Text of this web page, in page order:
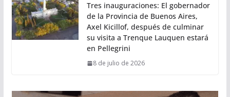
Tres inauguraciones: El gobernador
de la Provincia de Buenos Aires,
Axel Kicillof, después de culminar
su visita a Trenque Lauquen estará
en Pellegrini
8 de julio de 2026